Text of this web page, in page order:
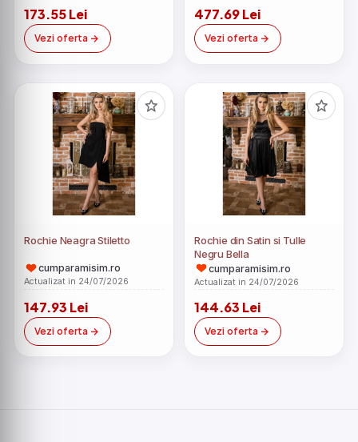
173.55 Lei
Vezi oferta
477.69 Lei
Vezi oferta
Rochie Neagra Stiletto
cumparamisim.ro
Actualizat in 24/07/2026
147.93 Lei
Vezi oferta
Rochie din Satin si Tulle
Negru Bella
cumparamisim.ro
Actualizat in 24/07/2026
144.63 Lei
Vezi oferta